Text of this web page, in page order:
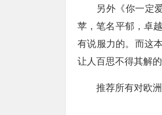
另外《你一定
苹，笔名平郁，卓
有说服力的。而这
让人百思不得其解
推荐所有对欧